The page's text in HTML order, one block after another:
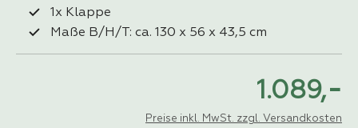
1x Klappe
Maße B/H/T: ca. 130 x 56 x 43,5 cm
1.089,-
Preise inkl. MwSt. zzgl. Versandkosten